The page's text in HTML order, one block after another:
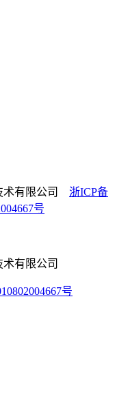
术有限公司 浙ICP备
号
有限公司
号